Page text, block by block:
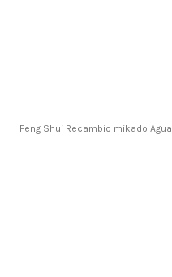
Feng Shui Recambio mikado Agua